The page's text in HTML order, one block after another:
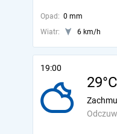
Opad: 0 mm
Wiatr:
6 km/h
19:00
29°C